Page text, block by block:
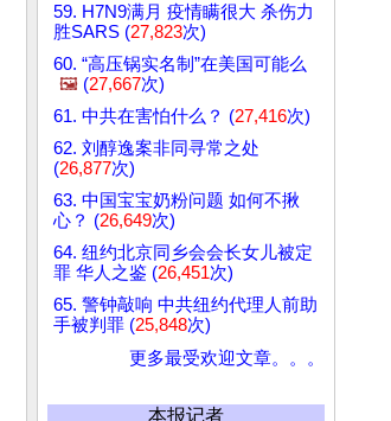
59. H7N9满月 疫情瞒很大 杀伤力
胜SARS (27,823次)
60. “高压锅实名制”在美国可能么
🖼️ (27,667次)
61. 中共在害怕什么？ (27,416次)
62. 刘醇逸案非同寻常之处
(26,877次)
63. 中国宝宝奶粉问题 如何不揪
心？ (26,649次)
64. 纽约北京同乡会会长女儿被定
罪 华人之鉴 (26,451次)
65. 警钟敲响 中共纽约代理人前助
手被判罪 (25,848次)
更多最受欢迎文章。。。
本报记者